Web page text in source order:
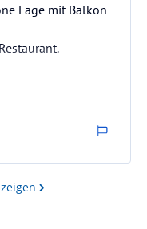
Lage mit Balkon